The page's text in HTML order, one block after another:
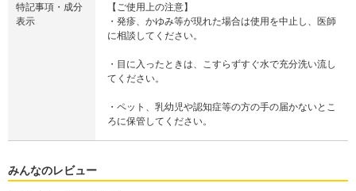
特記事項・成分
表示
【ご使用上の注意】
・発疹、かゆみ等が現れた場合は使用を中止し、医師
に相談してください。
・目に入ったときは、こすらずすぐ水で充分洗い流し
てください。
・ペット、乳幼児や認知症等の方の手の届かないとこ
ろに保管してください。
みんなのレビュー